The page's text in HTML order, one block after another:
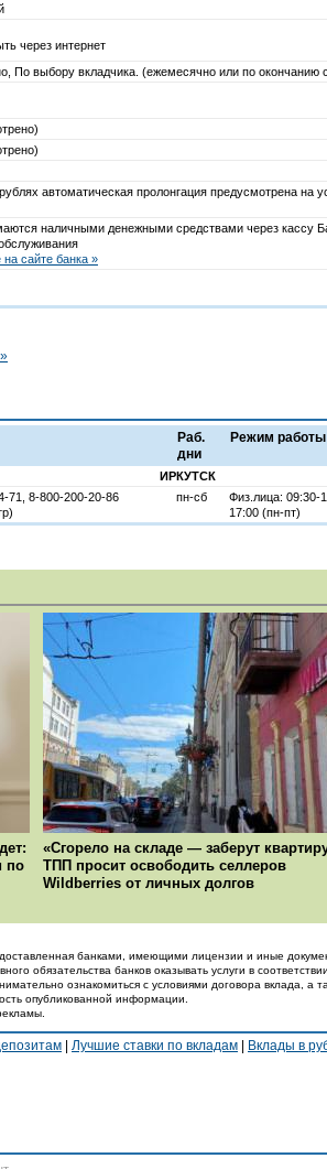
через интернет
По выбору вкладчика. (ежемесячно или по окончанию
автоматическая пролонгация предусмотрена
наличными денежными средствами через кассу
сайте банка »
Раб.
дни
Режим работы
ИРКУТСК
71, 8-800-200-20-86
пн-сб
Физ.лица: 09:30-
17:00 (пн-пт)
по
«Сгорело на складе — заберут
ТПП просит освободить селлеров
Wildberries от личных долгов
банками, имеющими лицензии и иные
обязательства банков оказывать услуги в
ознакомиться с условиями договора вклада, а
опубликованной информации.
Лучшие ставки по вкладам Вклады в